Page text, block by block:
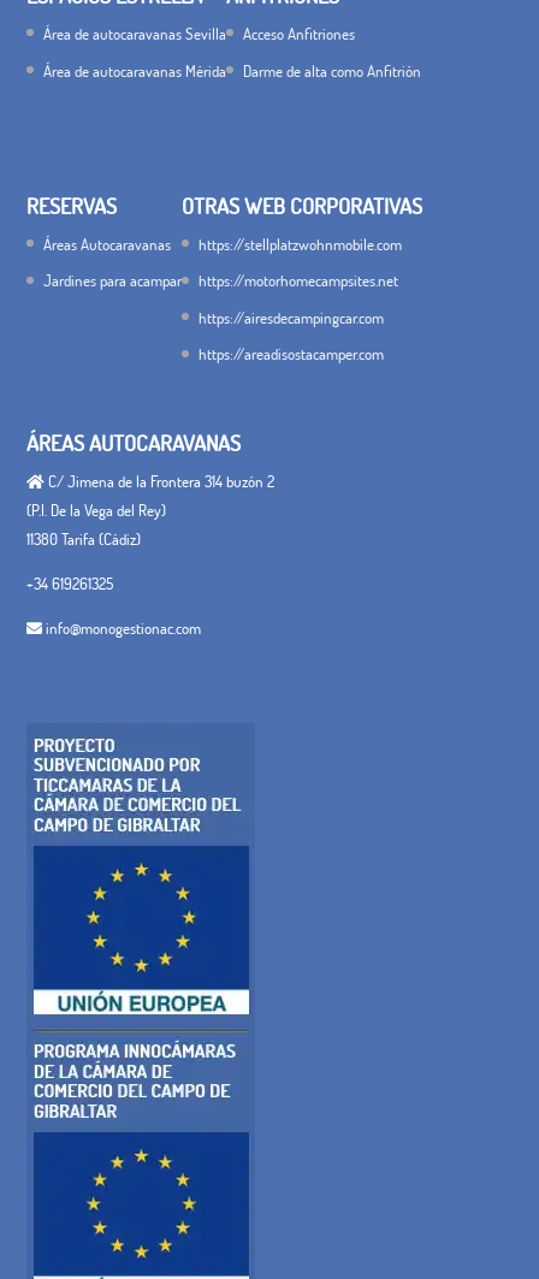
Área de autocaravanas Sevilla
Área de autocaravanas Mérida
Acceso Anfitriones
Darme de alta como Anfitrión
RESERVAS
Áreas Autocaravanas
Jardines para acampar
OTRAS WEB CORPORATIVAS
https://stellplatzwohnmobile.com
https://motorhomecampsites.net
https://airesdecampingcar.com
https://areadisostacamper.com
ÁREAS AUTOCARAVANAS
C/ Jimena de la Frontera 314 buzón 2
(P.I. De la Vega del Rey)
11380 Tarifa (Cádiz)
+34 619261325
info@monogestionac.com